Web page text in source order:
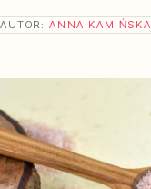
AUTOR:ANNA KAMIŃSKA